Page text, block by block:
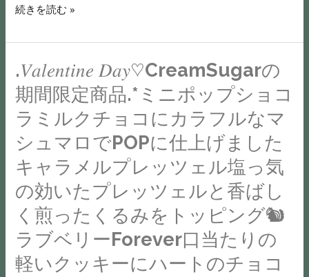
し
だ
さ
る
お
言
葉
に、
謝
す
る
ン
@stand_2908
複
合
施
設・
マ
ル
シ
ェ
ご
来
店
お
イ
ベ
ン
ト
を
開
催
い
た
し
ま
続きを読む »
.𝑉𝑎𝑙𝑒𝑛𝑡𝑖𝑛𝑒 𝐷𝑎𝑦♡︎CreamSugarの
期間限定商品.*︎ミニポップショコ
ラミルクチョコにカラフルなマ
シュマロでPOPに仕上げました︎
キャラメルプレッツェル塩っ気
の効いたプレッツェルと香ばし
く煎ったくるみをトッピング🐿︎
ラブベリーForever口当たりの
軽いクッキーにハートのチョコ
.𝑉𝑎𝑙𝑒𝑛𝑡𝑖𝑛𝑒
𝐷𝑎𝑦♡︎CreamSugar
の
期
間
限
定
商
品.*︎
ミ
ニ
ポ